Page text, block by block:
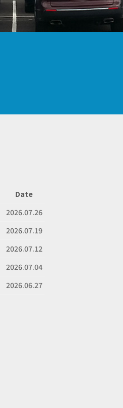
Date
2026.07.26
2026.07.19
2026.07.12
2026.07.04
2026.06.27